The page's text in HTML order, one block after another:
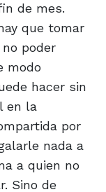
de mes.
que tomar
poder
modo
hacer sin
en la
por
nada a
a quien no
Sino de